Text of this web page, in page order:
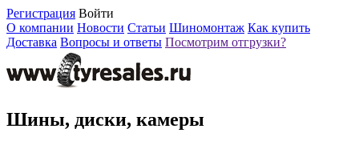
Регистрация Войти
О компании Новости Статьи Шиномонтаж Как купить
Доставка Вопросы и ответы Посмотрим отгрузки?
Шины, диски, камеры